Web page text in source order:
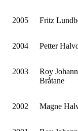
2005 Fritz
2004 Petter
2003
Roy
Bråtane
2002 Magne